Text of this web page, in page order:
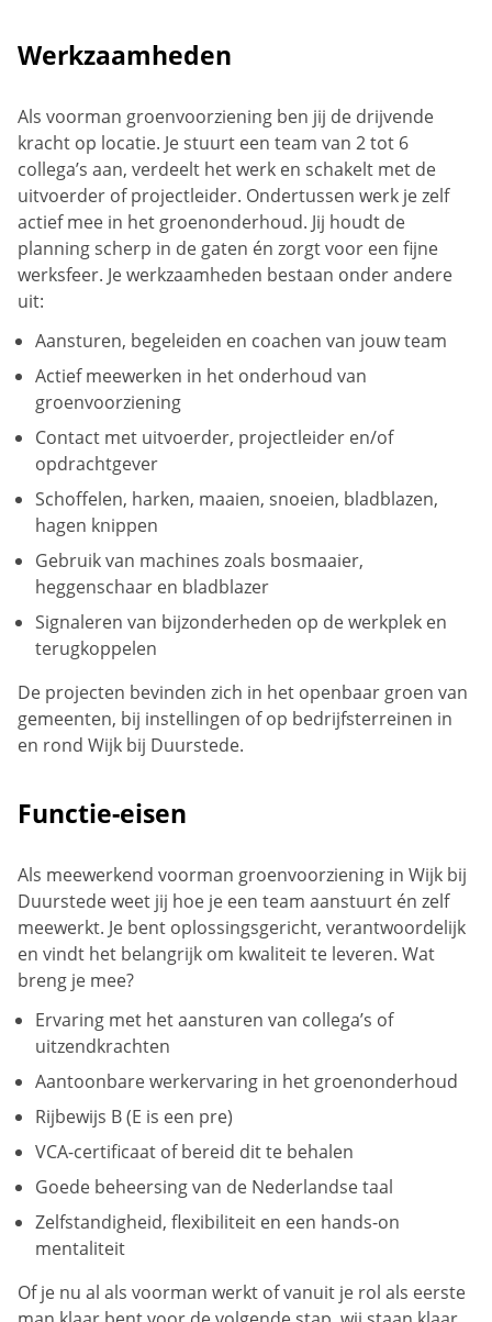
Werkzaamheden
Als voorman groenvoorziening ben jij de drijvende
kracht op locatie. Je stuurt een team van 2 tot 6
collega’s aan, verdeelt het werk en schakelt met de
uitvoerder of projectleider. Ondertussen werk je zelf
actief mee in het groenonderhoud. Jij houdt de
planning scherp in de gaten én zorgt voor een fijne
werksfeer. Je werkzaamheden bestaan onder andere
uit:
Aansturen, begeleiden en coachen van jouw team
Actief meewerken in het onderhoud van
groenvoorziening
Contact met uitvoerder, projectleider en/of
opdrachtgever
Schoffelen, harken, maaien, snoeien, bladblazen,
hagen knippen
Gebruik van machines zoals bosmaaier,
heggenschaar en bladblazer
Signaleren van bijzonderheden op de werkplek en
terugkoppelen
De projecten bevinden zich in het openbaar groen van
gemeenten, bij instellingen of op bedrijfsterreinen in
en rond Wijk bij Duurstede.
Functie-eisen
Als meewerkend voorman groenvoorziening in Wijk bij
Duurstede weet jij hoe je een team aanstuurt én zelf
meewerkt. Je bent oplossingsgericht, verantwoordelijk
en vindt het belangrijk om kwaliteit te leveren. Wat
breng je mee?
Ervaring met het aansturen van collega’s of
uitzendkrachten
Aantoonbare werkervaring in het groenonderhoud
Rijbewijs B (E is een pre)
VCA-certificaat of bereid dit te behalen
Goede beheersing van de Nederlandse taal
Zelfstandigheid, flexibiliteit en een hands-on
mentaliteit
Of je nu al als voorman werkt of vanuit je rol als eerste